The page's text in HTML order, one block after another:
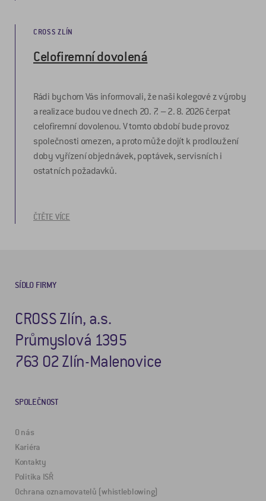
CROSS ZLÍN
Celofiremní dovolená
Rádi bychom Vás informovali, že naši kolegové z výroby
a realizace budou ve dnech 20. 7. – 2. 8. 2026 čerpat
celofiremní dovolenou. V tomto období bude provoz
společnosti omezen, a proto může dojít k prodloužení
doby vyřízení objednávek, poptávek, servisních i
ostatních požadavků.
ČTĚTE VÍCE
SÍDLO FIRMY
CROSS Zlín, a.s.
Průmyslová 1395
763 02 Zlín-Malenovice
SPOLEČNOST
O nás
Kariéra
Kontakty
Politika ISŘ
Ochrana oznamovatelů (whistleblowing)